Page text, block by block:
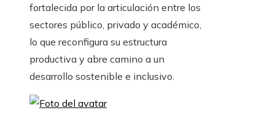
fortalecida por la articulación entre los
sectores público, privado y académico,
lo que reconfigura su estructura
productiva y abre camino a un
desarrollo sostenible e inclusivo.